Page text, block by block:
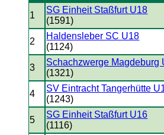
1
SG Einheit Staßfurt U18
(1591)
2
Haldensleber SC U18
(1124)
3
Schachzwerge Magdeburg
(1321)
4
SV Eintracht Tangerhütte
(1243)
5
SG Einheit Staßfurt U16
(1116)